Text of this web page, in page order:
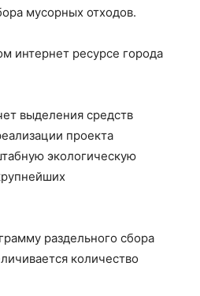
мусорных отходов.
интернет ресурсе города
выделения средств
проекта
экологическую
раздельного сбора
количество